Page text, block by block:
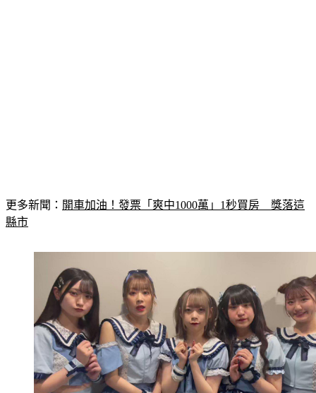
更多新聞： 開車加油！發票「爽中1000萬」1秒買房　獎落這
縣市